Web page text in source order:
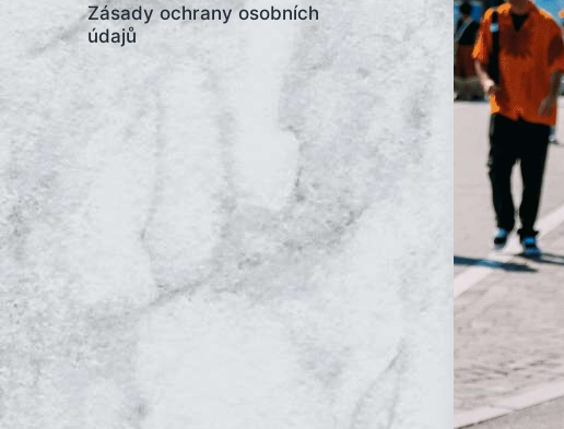
Zásady ochrany osobních
údajů